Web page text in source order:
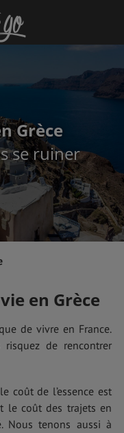
Grèce
se ruiner
en Grèce
de vivre en France.
risquez de rencontrer
coût de l’essence est
le coût des trajets en
Nous tenons aussi à